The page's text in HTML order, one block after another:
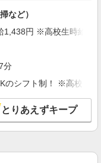
1231-1
接客・調理・清掃な
津中町字金山下1371-1
など）
円 ※高校生時給
分
のシフト制！ ※高校生
とりあえずキープ